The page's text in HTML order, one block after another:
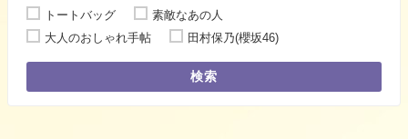
トートバッグ
素敵なあの人
大人のおしゃれ手帖
田村保乃(櫻坂46)
検索